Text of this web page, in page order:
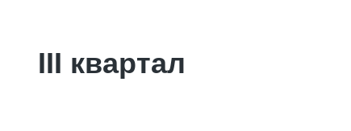
III квартал